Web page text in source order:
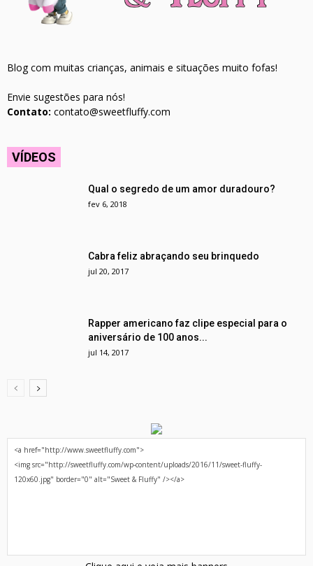
Blog com muitas crianças, animais e situações muito fofas!
Envie sugestões para nós!
Contato: contato@sweetfluffy.com
VÍDEOS
Qual o segredo de um amor duradouro?
fev 6, 2018
Cabra feliz abraçando seu brinquedo
jul 20, 2017
Rapper americano faz clipe especial para o
aniversário de 100 anos...
jul 14, 2017